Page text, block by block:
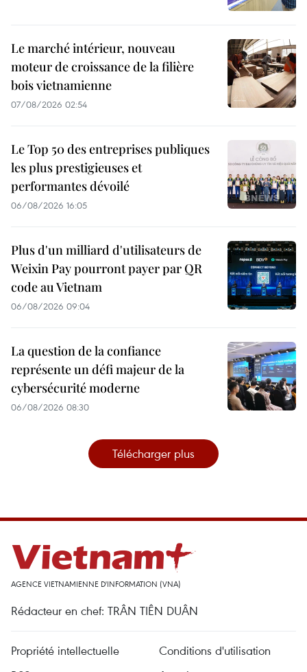
Le marché intérieur, nouveau
moteur de croissance de la filière
bois vietnamienne
07/08/2026 02:54
Le Top 50 des entreprises publiques
les plus prestigieuses et
performantes dévoilé
06/08/2026 16:05
Plus d'un milliard d'utilisateurs de
Weixin Pay pourront payer par QR
code au Vietnam
06/08/2026 09:04
La question de la confiance
représente un défi majeur de la
cybersécurité moderne
06/08/2026 08:30
Télécharger plus
AGENCE VIETNAMIENNE D'INFORMATION (VNA)
Rédacteur en chef: TRÂN TIÊN DUÂN
Propriété intellectuelle
Conditions d'utilisation